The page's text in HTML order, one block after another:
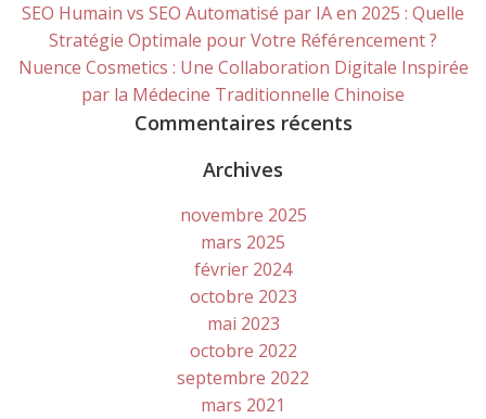
SEO Humain vs SEO Automatisé par IA en 2025 : Quelle
Stratégie Optimale pour Votre Référencement ?
Nuence Cosmetics : Une Collaboration Digitale Inspirée
par la Médecine Traditionnelle Chinoise
Commentaires récents
Archives
novembre 2025
mars 2025
février 2024
octobre 2023
mai 2023
octobre 2022
septembre 2022
mars 2021